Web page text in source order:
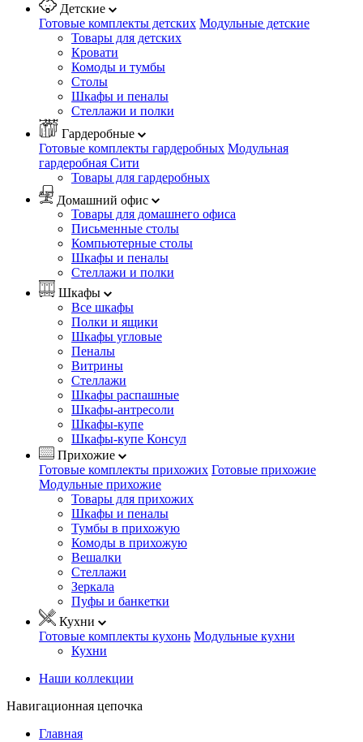
Детские
Готовые комплекты детских Модульные детские
Товары для детских
Кровати
Комоды и тумбы
Столы
Шкафы и пеналы
Стеллажи и полки
Гардеробные
Готовые комплекты гардеробных Модульная
гардеробная Сити
Товары для гардеробных
Домашний офис
Товары для домашнего офиса
Письменные столы
Компьютерные столы
Шкафы и пеналы
Стеллажи и полки
Шкафы
Все шкафы
Полки и ящики
Шкафы угловые
Пеналы
Витрины
Стеллажи
Шкафы распашные
Шкафы-антресоли
Шкафы-купе
Шкафы-купе Консул
Прихожие
Готовые комплекты прихожих Готовые прихожие
Модульные прихожие
Товары для прихожих
Шкафы и пеналы
Тумбы в прихожую
Комоды в прихожую
Вешалки
Стеллажи
Зеркала
Пуфы и банкетки
Кухни
Готовые комплекты кухонь Модульные кухни
Кухни
Наши коллекции
Навигационная цепочка
Главная